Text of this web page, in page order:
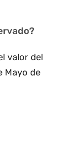
valor del
Mayo de